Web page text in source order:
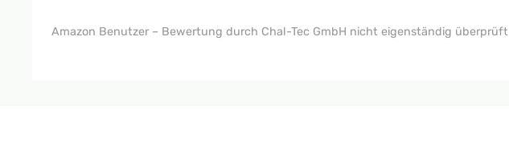
Amazon Benutzer – Bewertung durch Chal-Tec GmbH nicht eigenständig überprüft